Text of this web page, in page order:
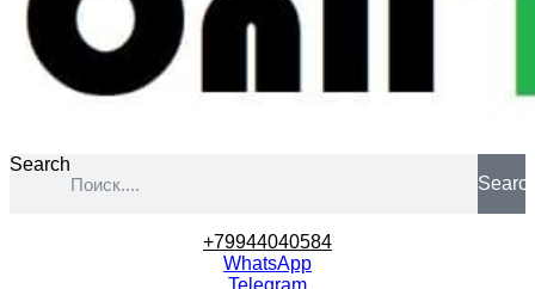
Search
+79944040584
WhatsApp
Telegram